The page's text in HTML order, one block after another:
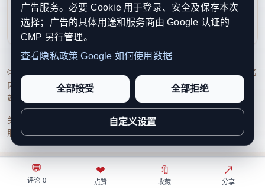
💬
评论 0
❤
点赞
🔖
收藏
↗
分享
服务支持、版权与合作：工作日优先处理站务、投稿与权
利通知
© 2026 新欧洲·欧洲头条. All Rights Reserved. 本网站持续优化
内容透明度、联系方式与用户权利说明，以提升品牌信任感和
站点完整度。
关于我们 编辑规范日期归档隐私政策
服务条款联系我们
广告服务。必要 Cookie 用于登录、安全及保存本次
选择；广告的具体用途和服务商由 Google 认证的
CMP 另行管理。
查看隐私政策 Google 如何使用数据
全部接受 全部拒绝
自定义设置
⌂
首页
◎
关注
↗
热榜
○
我的